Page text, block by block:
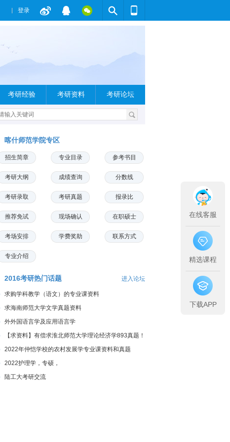
登录
考研经验 考研资料 考研论坛
喀什师范学院专区
招生简章 专业目录 参考书目
考研大纲 成绩查询 分数线
考研录取 考研真题 报录比
推荐免试 现场确认 在职硕士
考场安排 学费奖助 联系方式
专业介绍
2016考研热门话题 进入论坛
求购学科教学（语文）的专业课资料
求海南师范大学文学真题资料
外外国语言学及应用语言学
【求资料】有偿求淮北师范大学理论经济学893真题！
2022年仲恺学校的农村发展学专业课资料和真题
2022护理学，专硕，
陆工大考研交流
在线客服
精选课程
下载APP